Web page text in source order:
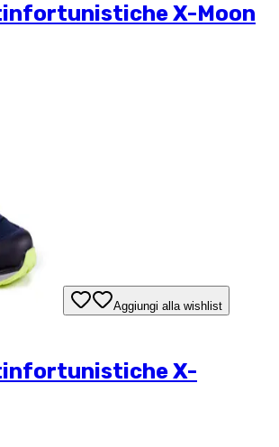
X-Moon
Aggiungi alla wishlist
X-